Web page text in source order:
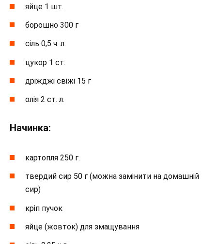
яйце 1 шт.
борошно 300 г
сіль 0,5 ч. л.
цукор 1 ст.
дріжджі свіжі 15 г
олія 2 ст. л.
Начинка:
картопля 250 г.
твердий сир 50 г (можна замінити на домашній
сир)
кріп пучок
яйце (жовток) для змащування